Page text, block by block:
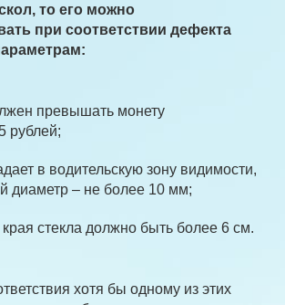
то его можно
при соответствии дефекта
превышать монету
рублей;
в водительскую зону видимости,
диаметр – не более 10 мм;
стекла должно быть более 6 см.
хотя бы одному из этих